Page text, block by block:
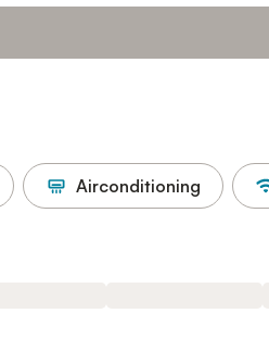
Airconditioning